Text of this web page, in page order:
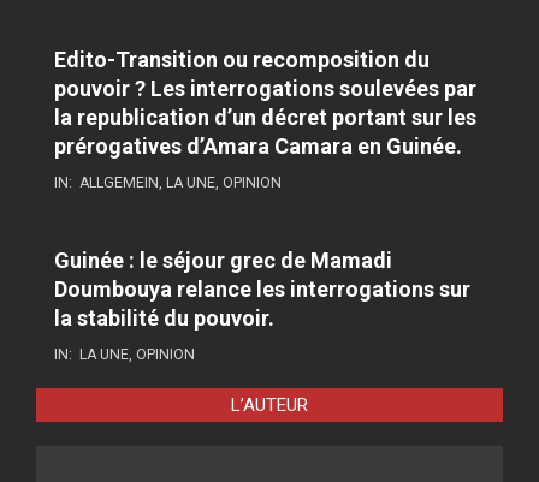
Edito-Transition ou recomposition du
pouvoir ? Les interrogations soulevées par
la republication d’un décret portant sur les
prérogatives d’Amara Camara en Guinée.
IN: ALLGEMEIN, LA UNE, OPINION
Guinée : le séjour grec de Mamadi
Doumbouya relance les interrogations sur
la stabilité du pouvoir.
IN: LA UNE, OPINION
L’AUTEUR